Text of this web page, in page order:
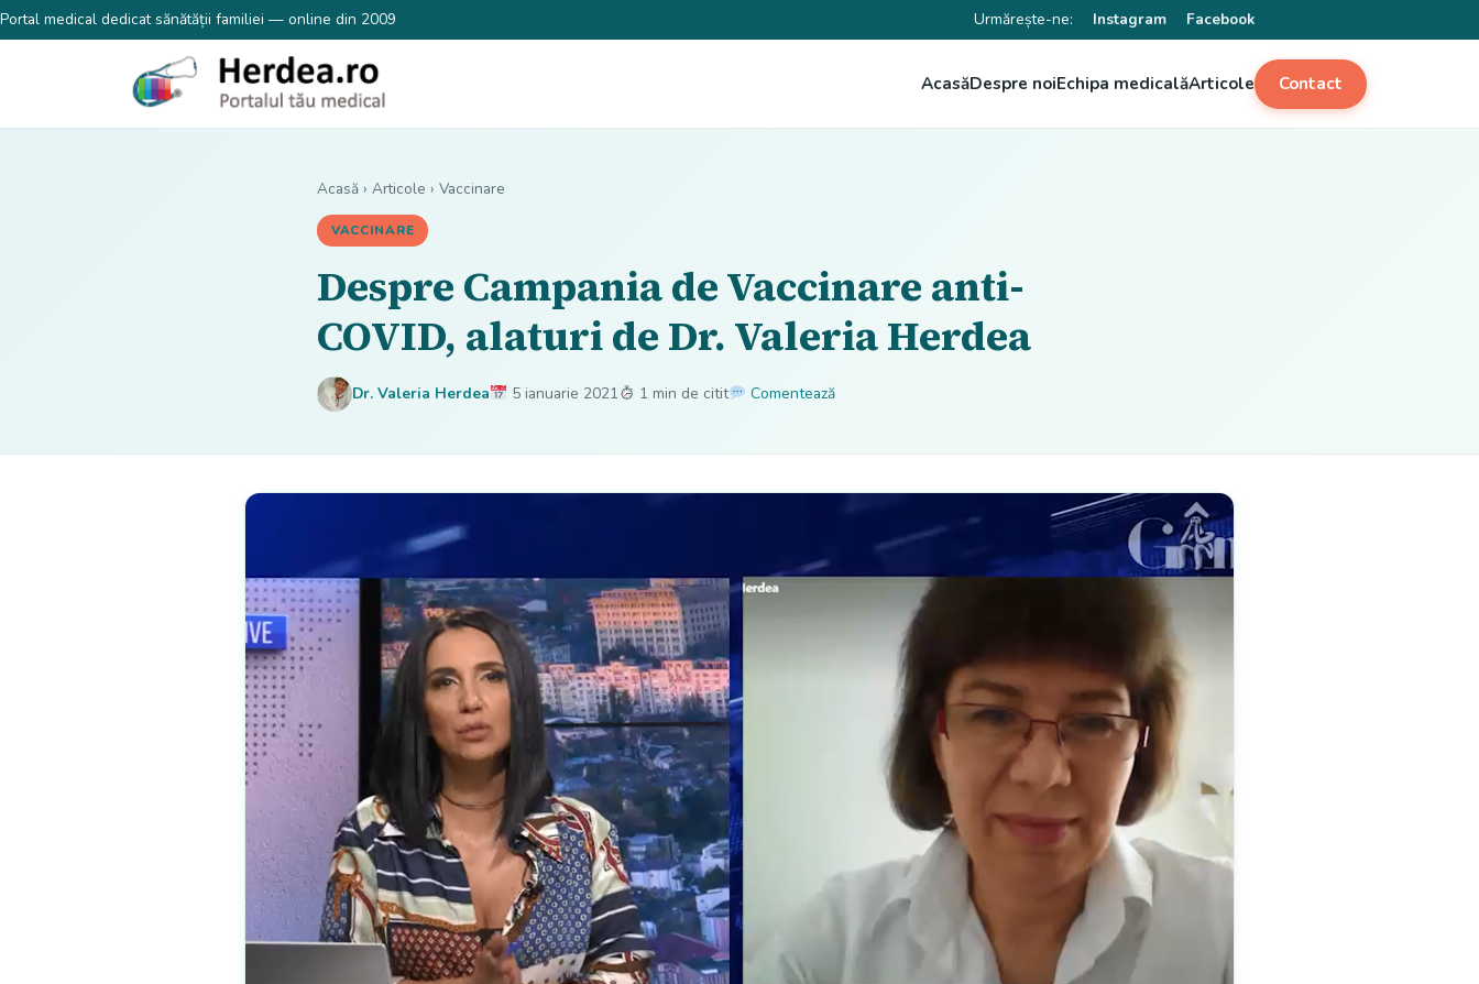
Portal medical dedicat sănătății familiei — online din 2009 Urmărește-ne: Instagram Facebook
AcasăDespre noiEchipa medicalăArticole Contact
Acasă › Articole › Vaccinare
VACCINARE
Despre Campania de Vaccinare anti-
COVID, alaturi de Dr. Valeria Herdea
Dr. Valeria Herdea 5 ianuarie 2021 1 min de citit Comentează